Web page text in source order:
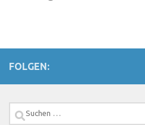
FOLGEN:
Suchen